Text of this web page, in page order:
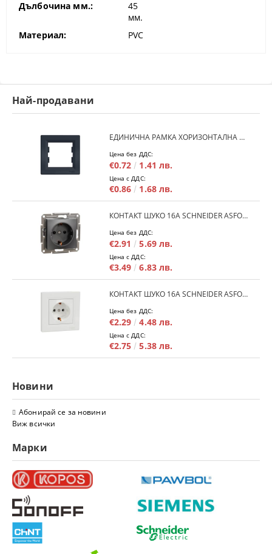
Дълбочина мм.:
45
мм.
Материал:
PVC
Най-продавани
ЕДИНИЧНА РАМКА ХОРИЗОНТАЛНА SCHNEIDER ASFORA EPH5800171 - АНТРАЦИТ
Цена без ДДС:
€0.72 1.41 лв.
Цена с ДДС:
€0.86 1.68 лв.
КОНТАКТ ШУКО 16A SCHNEIDER ASFORA EPH2900171 - АНРАЦИТ
Цена без ДДС:
€2.91 5.69 лв.
Цена с ДДС:
€3.49 6.83 лв.
КОНТАКТ ШУКО 16A SCHNEIDER ASFORA EPH2900121 - БЯЛ
Цена без ДДС:
€2.29 4.48 лв.
Цена с ДДС:
€2.75 5.38 лв.
Новини
Абонирай се за новини
Виж всички
Марки